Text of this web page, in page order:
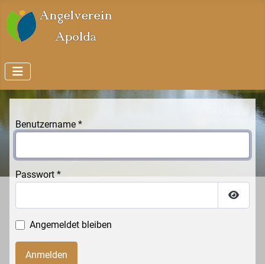
Benutzername *
Passwort*
Angemeldet bleiben
Anmelden